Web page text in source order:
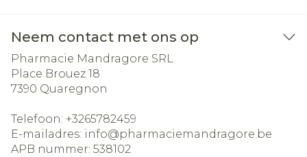
Neem contact met ons op
Pharmacie Mandragore SRL
Place Brouez 18
7390 Quaregnon
Telefoon: +3265782459
E-mailadres: info@pharmaciemandragore.be
APB nummer: 538102